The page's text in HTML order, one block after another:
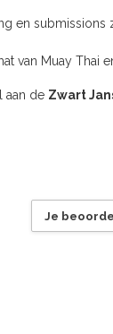
en submissions
van Muay Thai
aan de Zwart
Je